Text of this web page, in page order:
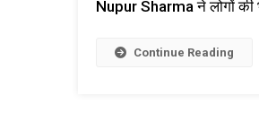
Nupur Sharma ने लोगों
Continue Reading